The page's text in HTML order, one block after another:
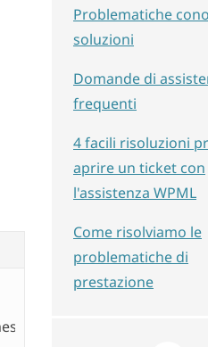
Problematiche
soluzioni
Domande di
frequenti
4 facili risoluzioni
aprire un ticket con
l'assistenza WPML
Come risolviamo le
problematiche di
prestazione